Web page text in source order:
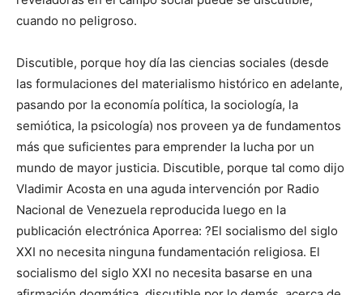
cuando no peligroso.
Discutible, porque hoy día las ciencias sociales (desde
las formulaciones del materialismo histórico en adelante,
pasando por la economía política, la sociología, la
semiótica, la psicología) nos proveen ya de fundamentos
más que suficientes para emprender la lucha por un
mundo de mayor justicia. Discutible, porque tal como dijo
Vladimir Acosta en una aguda intervención por Radio
Nacional de Venezuela reproducida luego en la
publicación electrónica Aporrea: ?El socialismo del siglo
XXI no necesita ninguna fundamentación religiosa. El
socialismo del siglo XXI no necesita basarse en una